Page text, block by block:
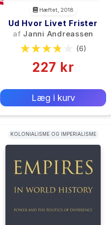
Hæftet, 2018
Ud Hvor Livet Frister
af Janni Andreassen
(6)
227 kr
Læg i kurv
KOLONIALISME OG IMPERIALISME